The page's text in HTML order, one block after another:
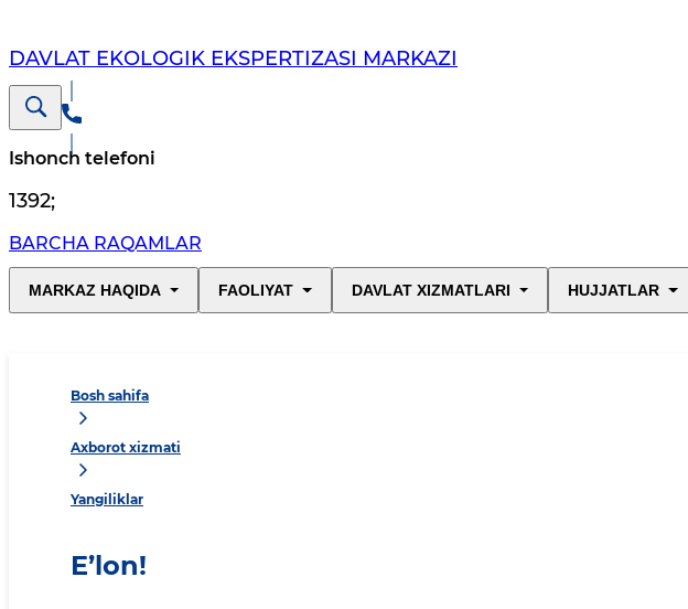
DAVLAT EKOLOGIK EKSPERTIZASI MARKAZI
Ishonch telefoni
1392;
BARCHA RAQAMLAR
MARKAZ HAQIDA FAOLIYAT DAVLAT XIZMATLARI HUJJATLAR
Bosh sahifa
Axborot xizmati
Yangiliklar
E’lon!